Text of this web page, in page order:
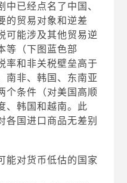
中已经点名了中国、
的贸易对象和逆差
可能涉及其他贸易逆
等（下图蓝色部
率和非关税壁垒高于
南非、韩国、东南亚
个条件（对美国高顺
、韩国和越南。此
各国进口商品无差别
能对货币低估的国家